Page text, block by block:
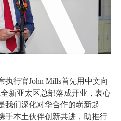
执行官John Mills首先用中文向
新亚太区总部落成开业，衷心
我们深化对华合作的崭新起
手本土伙伴创新共进，助推行